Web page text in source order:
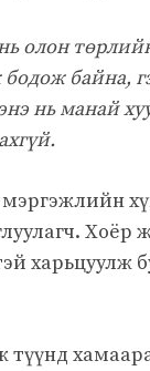
олон
байна,
нь манай
мэргэжлийн
Хоёр
харьцуулж
түүнд